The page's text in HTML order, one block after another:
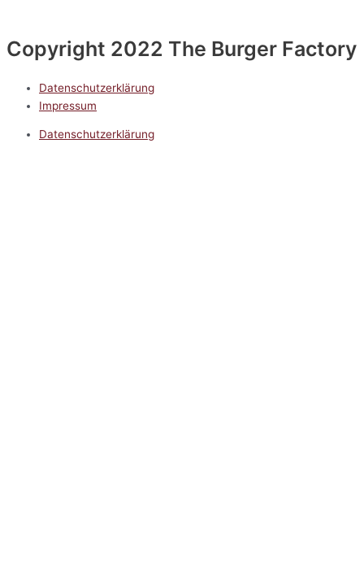
Copyright 2022 The Burger Factory
Datenschutzerklärung
Impressum
Datenschutzerklärung